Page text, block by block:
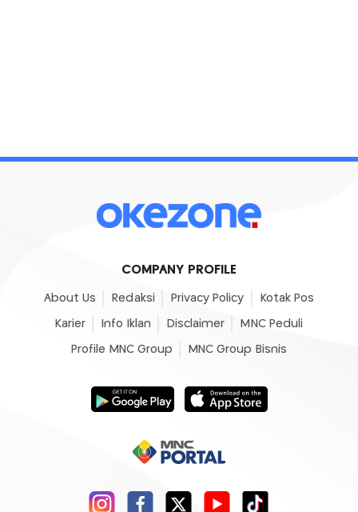
COMPANY PROFILE
About Us Redaksi Privacy Policy Kotak Pos
Karier Info Iklan Disclaimer MNC Peduli
Profile MNC Group MNC Group Bisnis